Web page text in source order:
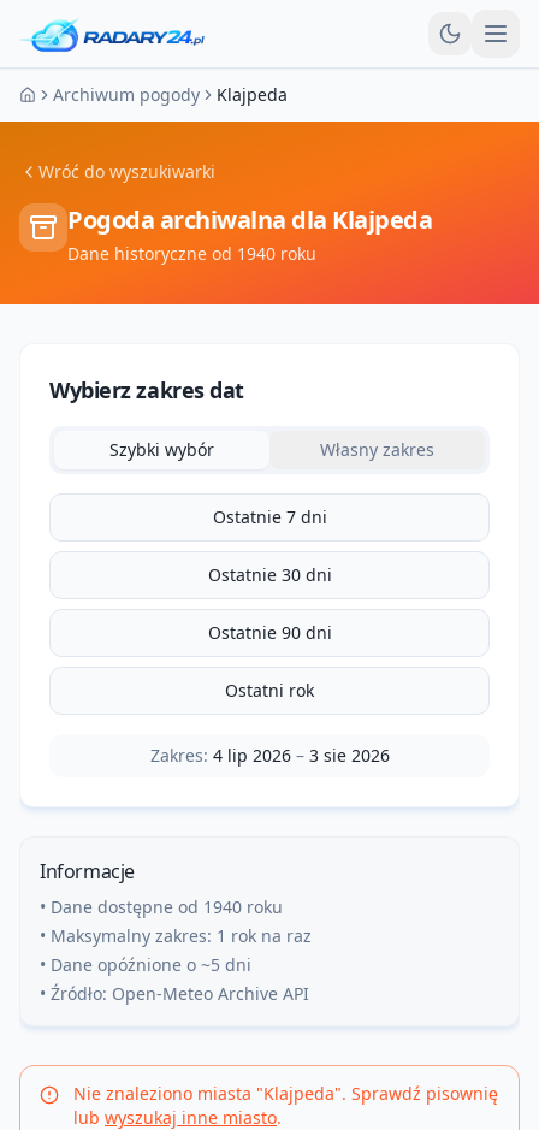
Strona główna
Archiwum pogody Klajpeda
Wróć do wyszukiwarki
Pogoda archiwalna dla Klajpeda
Dane historyczne od 1940 roku
Wybierz zakres dat
Szybki wybór Własny zakres
Ostatnie 7 dni
Ostatnie 30 dni
Ostatnie 90 dni
Ostatni rok
Zakres: 4 lip 2026– 3 sie 2026
Informacje
• Dane dostępne od 1940 roku
• Maksymalny zakres: 1 rok na raz
• Dane opóźnione o ~5 dni
• Źródło: Open-Meteo Archive API
Nie znaleziono miasta "Klajpeda". Sprawdź pisownię
lub wyszukaj inne miasto.